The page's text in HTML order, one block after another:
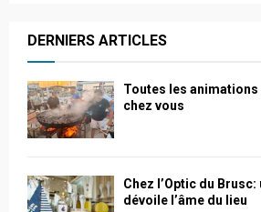
DERNIERS ARTICLES
Toutes les animations
chez vous
Chez l’Optic du
dévoile l’âme du lieu